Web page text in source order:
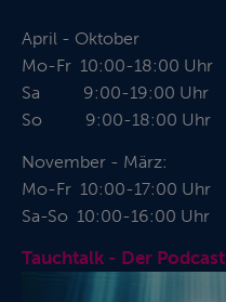
April - Oktober
Mo-Fr 10:00-18:00 Uhr
Sa 9:00-19:00 Uhr
So 9:00-18:00 Uhr
November - März:
Mo-Fr 10:00-17:00 Uhr
Sa-So 10:00-16:00 Uhr
Tauchtalk - Der Podcast